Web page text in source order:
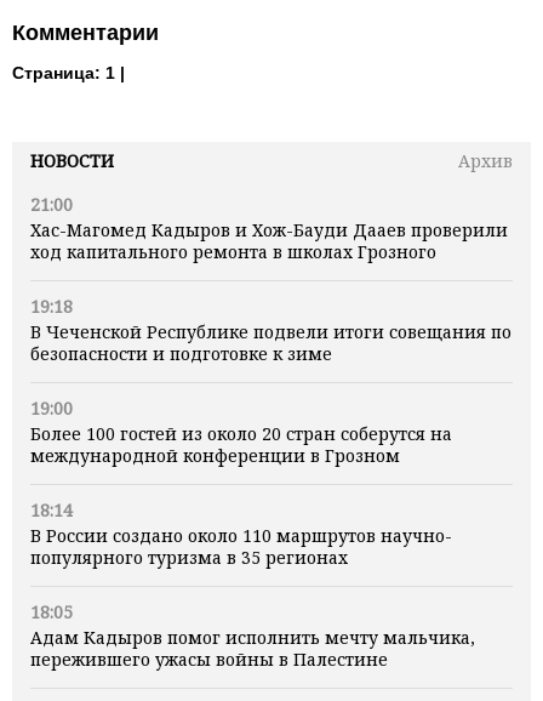
НОВОСТИ
Архив
21:00
Хас-Магомед Кадыров и Хож-Бауди Дааев проверили
ход капитального ремонта в школах Грозного
19:18
В Чеченской Республике подвели итоги совещания по
безопасности и подготовке к зиме
19:00
Более 100 гостей из около 20 стран соберутся на
международной конференции в Грозном
18:14
В России создано около 110 маршрутов научно-
популярного туризма в 35 регионах
18:05
Адам Кадыров помог исполнить мечту мальчика,
пережившего ужасы войны в Палестине
Комментарии
Страница: 1 |